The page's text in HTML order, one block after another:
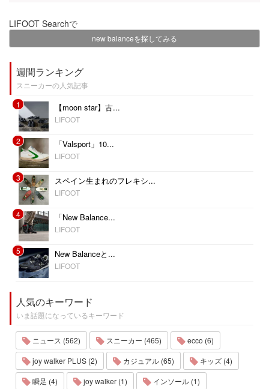
LIFOOT Searchで
new balanceを探してみる
週間ランキング
スニーカーの人気記事
1
【moon star】古...
LIFOOT
2 「Valsport」10...
LIFOOT
3 スペイン生まれのフレキシ...
LIFOOT
4 「New Balance...
LIFOOT
5 New Balanceと...
LIFOOT
人気のキーワード
いま話題になっているキーワード
ニュース (562) スニーカー (465)
ecco (6)
joy walker PLUS (2)
カジュアル (65)
キッズ (4)
瞬足 (4)
joy walker (1) インソール (1)